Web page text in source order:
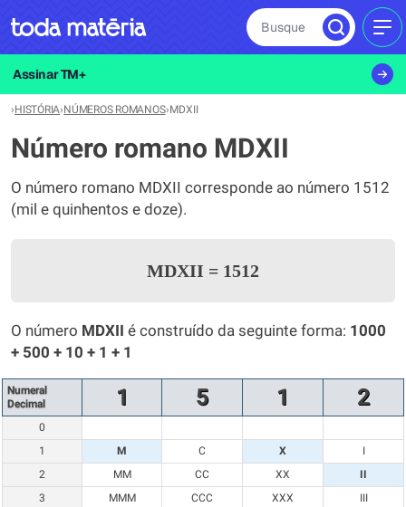
Busque
Assinar TM+
›HISTÓRIA›NÚMEROS ROMANOS›MDXII
Número romano MDXII
O número romano MDXII corresponde ao número 1512
(mil e quinhentos e doze).
MDXII = 1512
O número MDXII é construído da seguinte forma: 1000
+ 500 + 10 + 1 + 1
Numeral
Decimal
1 5 1 2
0
1
M C X
I
2
MM CC XX
II
3
MMM CCC XXX
III